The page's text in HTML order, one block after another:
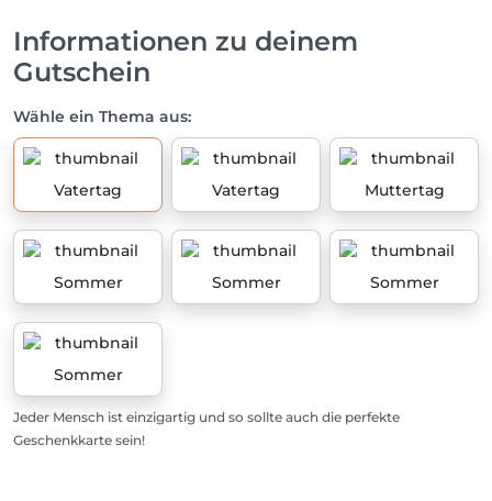
Informationen zu deinem
Gutschein
Wähle ein Thema aus:
Vatertag Vatertag Muttertag
Sommer Sommer Sommer
Sommer
Jeder Mensch ist einzigartig und so sollte auch die perfekte
Geschenkkarte sein!